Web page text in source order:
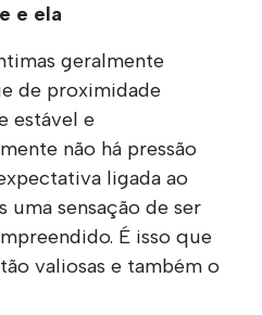
e ela
geralmente
de proximidade
estável e
não há pressão
ligada ao
uma sensação de ser
É isso que
valiosas e também o